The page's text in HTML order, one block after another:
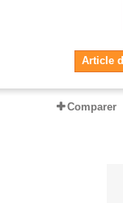
Article
Comparer